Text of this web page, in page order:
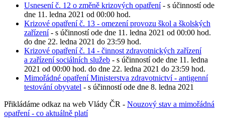
Usnesení č. 12 o změně krizových opatření- s účinností ode
dne 11. ledna 2021 od 00:00 hod.
Krizové opatření č. 13 - omezení provozu škol a školských
zařízení- s účinností ode dne 11. ledna 2021 od 00:00 hod.
do dne 22. ledna 2021 do 23:59 hod.
Krizové opatření č. 14 - činnost zdravotnických zařízení
a zařízení sociálních služeb - s účinností ode dne 11. ledna
2021 od 00:00 hod. do dne 22. ledna 2021 do 23:59 hod.
Mimořádné opatření Ministerstva zdravotnictví - antigenní
testování obyvatel - s účinností ode dne 8. ledna 2021
Přikládáme odkaz na web Vlády ČR - Nouzový stav a mimořádná
opatření - co aktuálně platí